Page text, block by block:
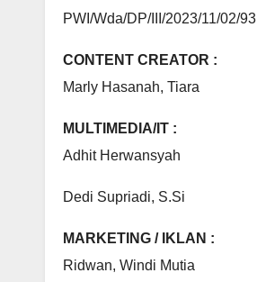
PWI/Wda/DP/III/2023/11/02/93
CONTENT CREATOR :
Marly Hasanah, Tiara
MULTIMEDIA/IT :
Adhit Herwansyah
Dedi Supriadi, S.Si
MARKETING / IKLAN :
Ridwan, Windi Mutia